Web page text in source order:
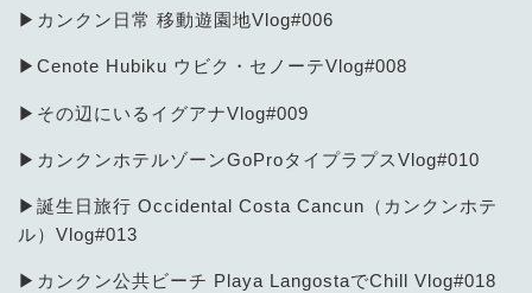
▶カンクン日常 移動遊園地Vlog#006
▶Cenote Hubiku ウビク・セノーテVlog#008
▶その辺にいるイグアナVlog#009
▶カンクンホテルゾーンGoProタイプラプスVlog#010
▶誕生日旅行 Occidental Costa Cancun（カンクンホテ
ル）Vlog#013
▶︎カンクン公共ビーチ Playa LangostaでChill Vlog#018